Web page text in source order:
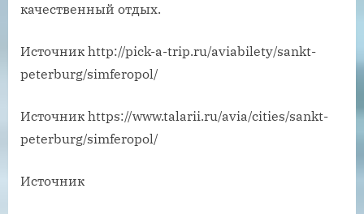
качественный отдых.
Источник http://pick-a-trip.ru/aviabilety/sankt-
peterburg/simferopol/
Источник https://www.talarii.ru/avia/cities/sankt-
peterburg/simferopol/
Источник